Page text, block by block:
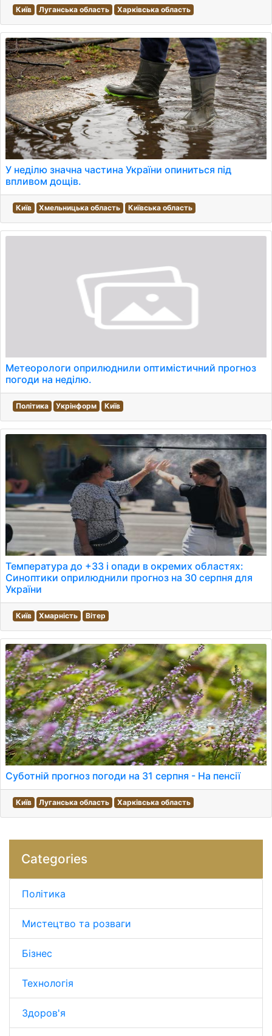
Київ Луганська область Харківська область
У неділю значна частина України опиниться під
впливом дощів.
Київ Хмельницька область Київська область
Метеорологи оприлюднили оптимістичний прогноз
погоди на неділю.
Політика Укрінформ Київ
Температура до +33 і опади в окремих областях:
Синоптики оприлюднили прогноз на 30 серпня для
України
Київ Хмарність Вітер
Суботній прогноз погоди на 31 серпня - На пенсії
Київ Луганська область Харківська область
Categories
Політика
Мистецтво та розваги
Бізнес
Технологія
Здоров'я